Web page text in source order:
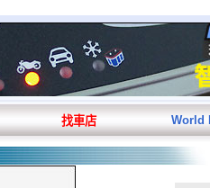
找車店 World